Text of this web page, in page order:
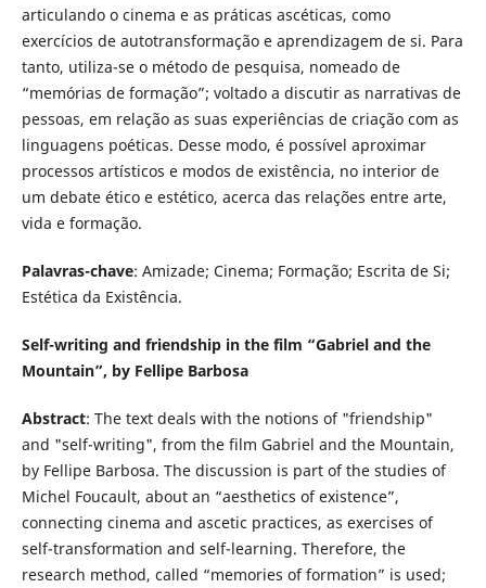
articulando o cinema e as práticas ascéticas, como
exercícios de autotransformação e aprendizagem de si. Para
tanto, utiliza-se o método de pesquisa, nomeado de
“memórias de formação”; voltado a discutir as narrativas de
pessoas, em relação as suas experiências de criação com as
linguagens poéticas. Desse modo, é possível aproximar
processos artísticos e modos de existência, no interior de
um debate ético e estético, acerca das relações entre arte,
vida e formação.
Palavras-chave: Amizade; Cinema; Formação; Escrita de Si;
Estética da Existência.
Self-writing and friendship in the film “Gabriel and the
Mountain”, by Fellipe Barbosa
Abstract: The text deals with the notions of "friendship"
and "self-writing", from the film Gabriel and the Mountain,
by Fellipe Barbosa. The discussion is part of the studies of
Michel Foucault, about an “aesthetics of existence”,
connecting cinema and ascetic practices, as exercises of
self-transformation and self-learning. Therefore, the
research method, called “memories of formation” is used;